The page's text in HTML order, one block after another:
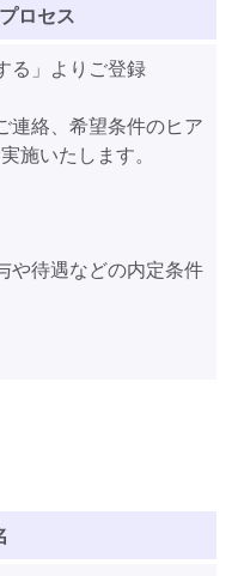
ロセス
る」よりご登録
連絡、希望条件のヒア
施いたします。
や待遇などの内定条件